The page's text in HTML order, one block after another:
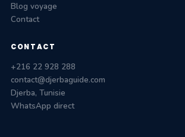
Blog voyage
Contact
CONTACT
+216 22 928 288
contact@djerbaguide.com
Djerba, Tunisie
WhatsApp direct